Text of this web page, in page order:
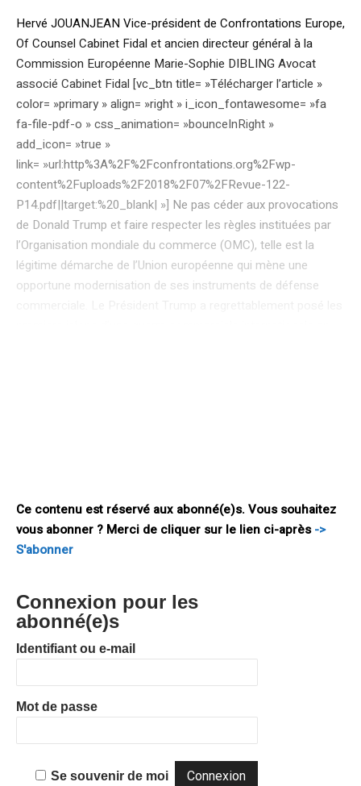
Hervé JOUANJEAN Vice-président de Confrontations Europe,
Of Counsel Cabinet Fidal et ancien directeur général à la
Commission Européenne Marie-Sophie DIBLING Avocat
associé Cabinet Fidal [vc_btn title= »Télécharger l’article »
color= »primary » align= »right » i_icon_fontawesome= »fa
fa-file-pdf-o » css_animation= »bounceInRight »
add_icon= »true »
link= »url:http%3A%2F%2Fconfrontations.org%2Fwp-
content%2Fuploads%2F2018%2F07%2FRevue-122-
P14.pdf||target:%20_blank| »] Ne pas céder aux provocations
de Donald Trump et faire respecter les règles instituées par
l’Organisation mondiale du commerce (OMC), telle est la
légitime démarche de l’Union européenne qui mène une
opportune modernisation de ses instruments de défense
Ce contenu est réservé aux abonné(e)s. Vous souhaitez
vous abonner ? Merci de cliquer sur le lien ci-après->
S'abonner
Connexion pour les
abonné(e)s
Identifiant ou e-mail
Mot de passe
Se souvenir de moi